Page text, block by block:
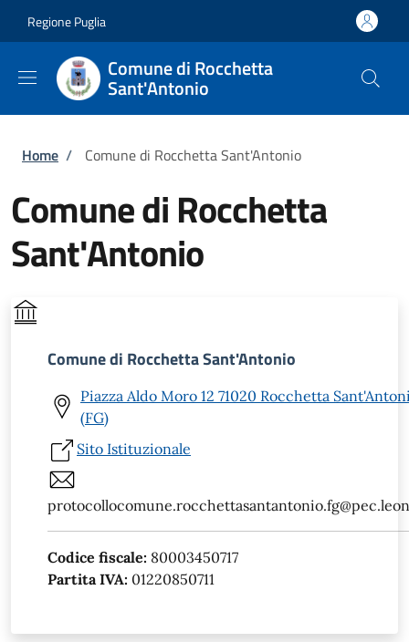
Regione Puglia
Comune di Rocchetta
Sant'Antonio
Briciole di pane
Home / Comune di Rocchetta Sant'Antonio
Comune di Rocchetta
Sant'Antonio
Comune di Rocchetta Sant'Antonio
Piazza Aldo Moro 12 71020 Rocchetta
(FG)
Sito Istituzionale
Codice fiscale: 80003450717
Partita IVA: 01220850711